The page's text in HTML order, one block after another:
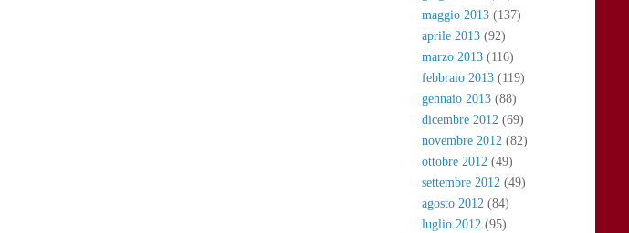
maggio 2013 (137)
aprile 2013 (92)
marzo 2013 (116)
febbraio 2013 (119)
gennaio 2013 (88)
dicembre 2012 (69)
novembre 2012 (82)
ottobre 2012 (49)
settembre 2012 (49)
agosto 2012 (84)
luglio 2012 (95)